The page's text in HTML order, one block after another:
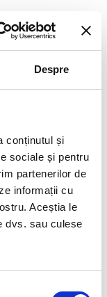
Despre
conținutul și
sociale și pentru
partenerilor de
informații cu
Aceștia le
dvs. sau culese
includerea mai
de vară din 2024.
Angeles și Paris,
proces de atribuire
pentru 2028.
a 131-a sesiuni CIO
ediție a Jocurilor
va fi găzduită de
gazdă de trei ori,
Nord care are
CRISTIAN ÎȘI